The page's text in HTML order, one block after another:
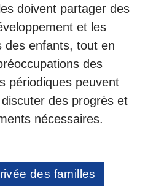
doivent partager des
et les
des enfants, tout en
des
périodiques peuvent
des progrès et
nécessaires.
des familles